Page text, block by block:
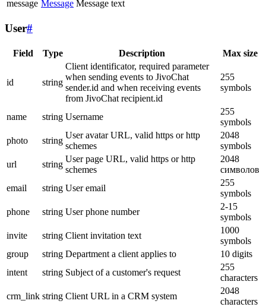
message Message Message text
User#
Field Type Description Max size
id string
Client identificator, required parameter
when sending events to JivoChat
sender.id and when receiving events
from JivoChat recipient.id
255
symbols
name string Username
255
symbols
photo
string
User avatar URL, valid https or http
schemes
2048
symbols
url
string
User page URL, valid https or http
schemes
2048
символов
email
string User email
255
symbols
phone
string User phone number
2-15
symbols
invite
string Client invitation text
1000
symbols
group
string Department a client applies to
10 digits
intent
string Subject of a customer's request
255
characters
crm_link string Client URL in a CRM system
2048
characters